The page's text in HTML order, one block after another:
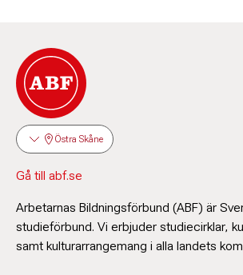
Östra Skåne
Gå till abf.se
Arbetarnas Bildningsförbund (ABF) är
studieförbund. Vi erbjuder studiecirklar,
samt kulturarrangemang i alla landets